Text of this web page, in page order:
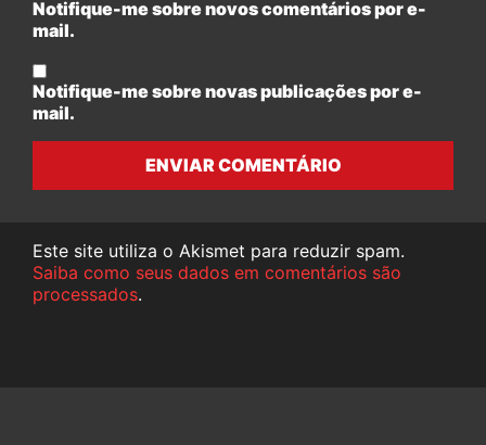
Notifique-me sobre novos comentários por e-
mail.
Notifique-me sobre novas publicações por e-
mail.
ENVIAR COMENTÁRIO
Este site utiliza o Akismet para reduzir spam.
Saiba como seus dados em comentários são
processados.